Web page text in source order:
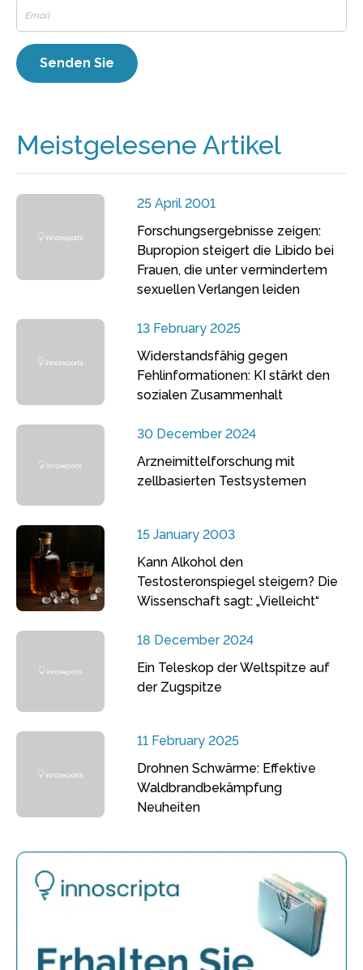
Meistgelesene Artikel
25 April 2001
Forschungsergebnisse zeigen:
Bupropion steigert die Libido bei
Frauen, die unter vermindertem
sexuellen Verlangen leiden
13 February 2025
Widerstandsfähig gegen
Fehlinformationen: KI stärkt den
sozialen Zusammenhalt
30 December 2024
Arzneimittelforschung mit
zellbasierten Testsystemen
15 January 2003
Kann Alkohol den
Testosteronspiegel steigern? Die
Wissenschaft sagt: „Vielleicht“
18 December 2024
Ein Teleskop der Weltspitze auf
der Zugspitze
11 February 2025
Drohnen Schwärme: Effektive
Waldbrandbekämpfung
Neuheiten